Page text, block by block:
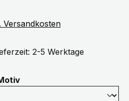
Versandkosten
2-5 Werktage
auswählen